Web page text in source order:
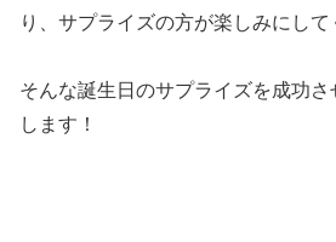
り、サプライズの方が楽しみにして
そんな誕生日のサプライズを成功
します！